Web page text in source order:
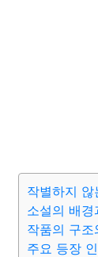
작별하지
소설의 배경
작품의 구조
주요 등장